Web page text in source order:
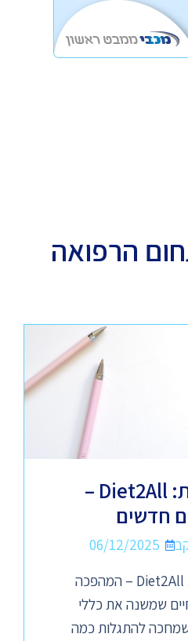
הרפואה
שובר המוסכמות: Diet2All –
חדשים
06/12/2025
דיאטה? לא עוד! שיטת Diet2All – המהפכה
שמשנה את כללי
להתגלות כמה